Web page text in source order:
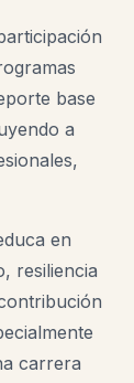
base
a
en
resiliencia
carrera